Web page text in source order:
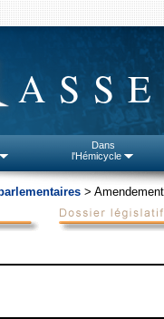
Dans
l'Hémicycle
>